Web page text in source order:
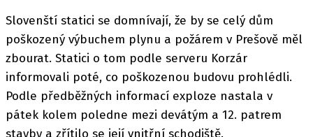
Slovenští statici se domnívají, že by se celý dům
poškozený výbuchem plynu a požárem v Prešově měl
zbourat. Statici o tom podle serveru Korzár
informovali poté, co poškozenou budovu prohlédli.
Podle předběžných informací exploze nastala v
pátek kolem poledne mezi devátým a 12. patrem
stavby a zřítilo se její vnitřní schodiště.